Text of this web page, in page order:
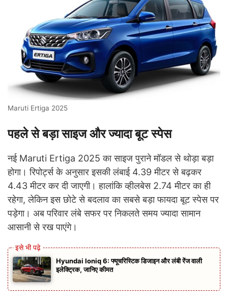
Maruti Ertiga 2025
पहले से बड़ा साइज और ज्यादा बूट स्पेस
नई Maruti Ertiga 2025 का साइज पुराने मॉडल से थोड़ा बड़ा
होगा। रिपोर्ट्स के अनुसार इसकी लंबाई 4.39 मीटर से बढ़कर
4.43 मीटर कर दी जाएगी। हालांकि व्हीलबेस 2.74 मीटर का ही
रहेगा, लेकिन इस छोटे से बदलाव का सबसे बड़ा फायदा बूट स्पेस पर
पड़ेगा। अब परिवार लंबे सफर पर निकलते समय ज्यादा सामान
आसानी से रख पाएंगे।
Hyundai Ioniq 6: फ्यूचरिस्टिक डिजाइन और लंबी रेंज वाली
इलेक्ट्रिक, जानिए कीमत